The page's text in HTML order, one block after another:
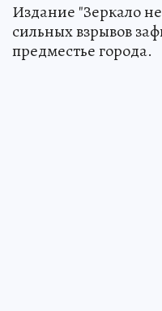
Издание "Зеркало
сильных взрывов
предместье города.